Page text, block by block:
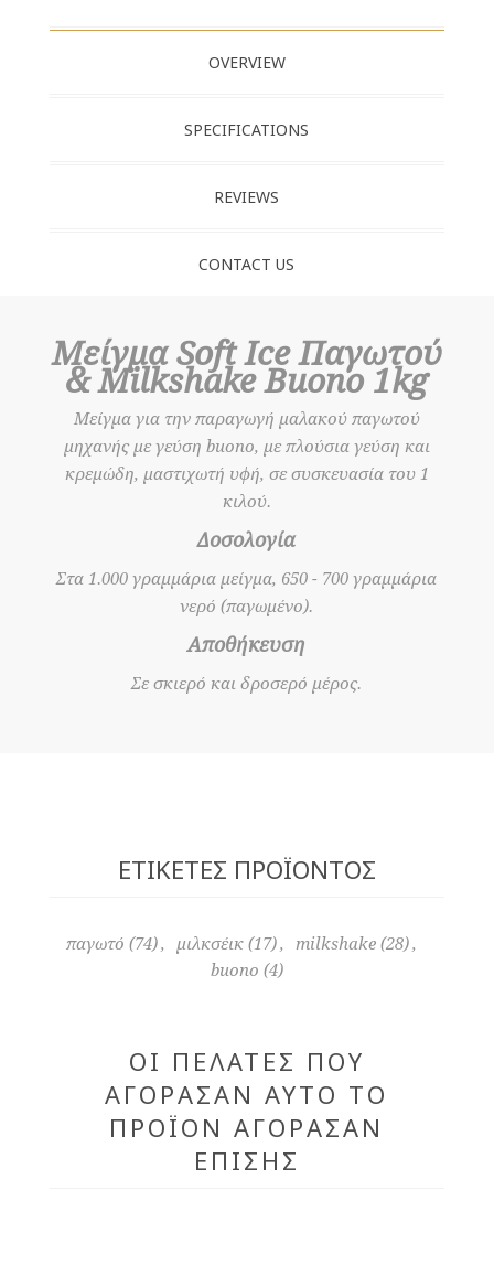
OVERVIEW
SPECIFICATIONS
REVIEWS
CONTACT US
Μείγμα Soft Ice Παγωτού
& Milkshake Buono 1kg
Mείγμα για την παραγωγή μαλακού παγωτού
μηχανής με γεύση buono, με πλούσια γεύση και
κρεμώδη, μαστιχωτή υφή, σε συσκευασία του 1
κιλού.
Δοσολογία
Στα 1.000 γραμμάρια μείγμα, 650 - 700 γραμμάρια
νερό (παγωμένο).
Αποθήκευση
Σε σκιερό και δροσερό μέρος.
ΕΤΙΚΈΤΕΣ ΠΡΟΪΌΝΤΟΣ
παγωτό (74), μιλκσέικ (17), milkshake (28),
buono (4)
ΟΙ ΠΕΛΆΤΕΣ ΠΟΥ
ΑΓΌΡΑΣΑΝ ΑΥΤΌ ΤΟ
ΠΡΟΪΌΝ ΑΓΌΡΑΣΑΝ
ΕΠΊΣΗΣ